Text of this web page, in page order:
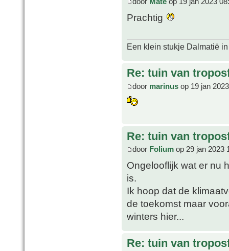
Prachtig
Een klein stukje Dalmatië
Re: tuin van
door marinus op 19 jan
Re: tuin van
door Folium op 29 jan 2023
Ongelooflijk wat er nu
is.
Ik hoop dat de
de toekomst maar
winters hier...
Re: tuin van